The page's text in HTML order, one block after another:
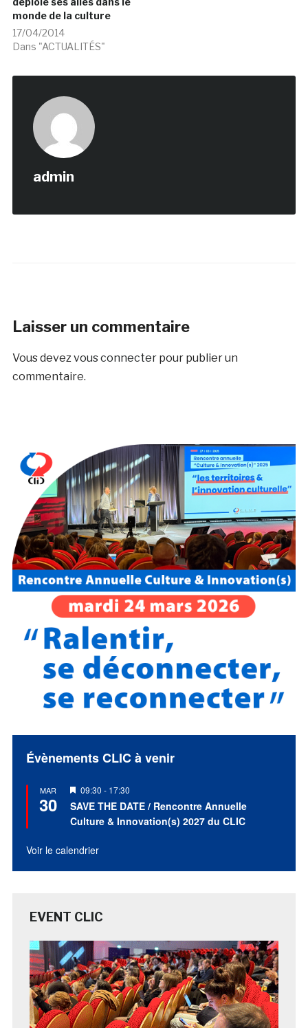
monde de la culture
17/04/2014
Dans "ACTUALITÉS"
admin
Laisser un commentaire
Vous devezvous connecterpour publier un
commentaire.
Évènements CLIC à venir
MAR
30
Mis
en
avant
09:30 - 17:30
SAVE THE DATE / Rencontre Annuelle
Culture & Innovation(s) 2027 du CLIC
Voir le calendrier
EVENT CLIC